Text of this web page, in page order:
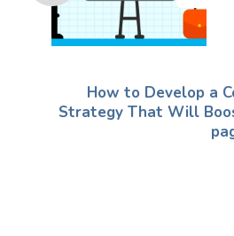
How to Develop a
Strategy That Will